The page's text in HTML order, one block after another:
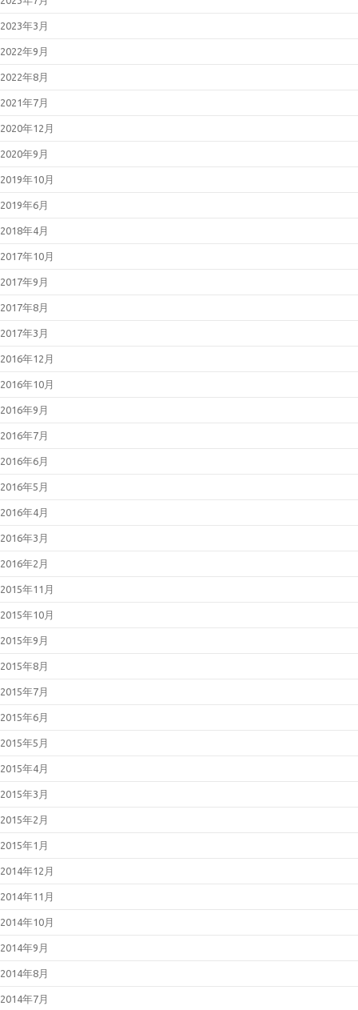
2023年3月
2022年9月
2022年8月
2021年7月
2020年12月
2020年9月
2019年10月
2019年6月
2018年4月
2017年10月
2017年9月
2017年8月
2017年3月
2016年12月
2016年10月
2016年9月
2016年7月
2016年6月
2016年5月
2016年4月
2016年3月
2016年2月
2015年11月
2015年10月
2015年9月
2015年8月
2015年7月
2015年6月
2015年5月
2015年4月
2015年3月
2015年2月
2015年1月
2014年12月
2014年11月
2014年10月
2014年9月
2014年8月
2014年7月